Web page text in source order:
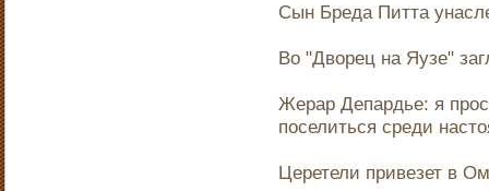
Сын Бреда Питта
Во "Дворец на Яузе"
Жерар Депардье: я
поселиться среди
Церетели привезет в